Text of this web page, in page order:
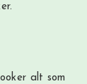
alt som